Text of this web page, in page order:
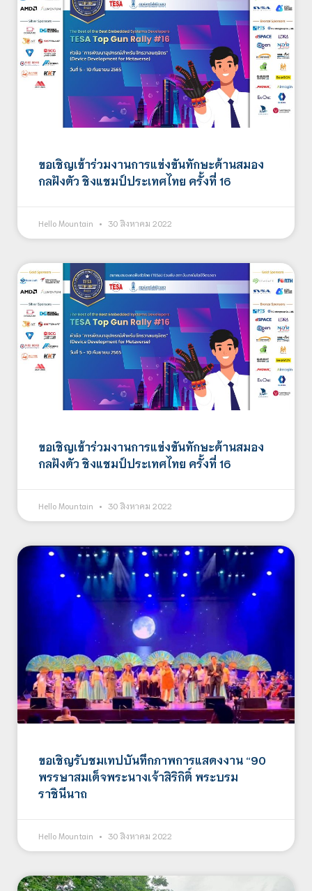
ขอเชิญเข้าร่วมงานการแข่งขันทักษะด้านสมอง
กลฝังตัว ชิงแชมป์ประเทศไทย ครั้งที่ 16
Hello Mountain 30 สิงหาคม 2022
ขอเชิญเข้าร่วมงานการแข่งขันทักษะด้านสมอง
กลฝังตัว ชิงแชมป์ประเทศไทย ครั้งที่ 16
Hello Mountain 30 สิงหาคม 2022
ขอเชิญรับชมเทปบันทึกภาพการแสดงงาน “90
พรรษาสมเด็จพระนางเจ้าสิริกิติ์ พระบรม
ราชินีนาถ
Hello Mountain 30 สิงหาคม 2022